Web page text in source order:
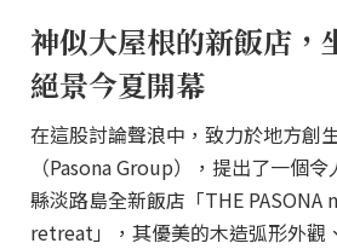
神似大屋根的新飯店，
絕景今夏開幕
在這股討論聲浪中，致力於地方創
（Pasona Group），提出了一個
縣淡路島全新飯店「THE PASONA
retreat」，其優美的木造弧形外觀